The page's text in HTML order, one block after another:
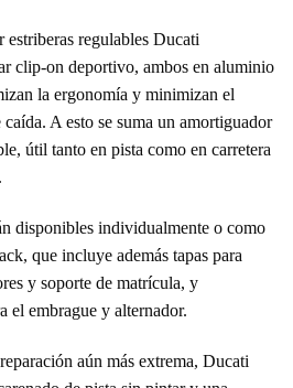
estriberas regulables Ducati
clip-on deportivo, ambos en aluminio
la ergonomía y minimizan el
A esto se suma un amortiguador
útil tanto en pista como en carretera
disponibles individualmente o como
que incluye además tapas para
y soporte de matrícula, y
el embrague y alternador.
aún más extrema, Ducati